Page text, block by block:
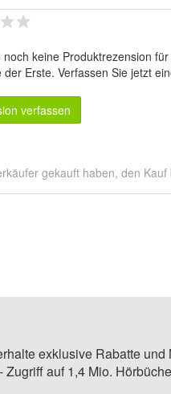
noch keine Produktrezension
der Erste. Verfassen Sie jetzt
verfassen
gekauft haben, den Kauf
exklusive Rabatte und
auf 1,4 Mio.